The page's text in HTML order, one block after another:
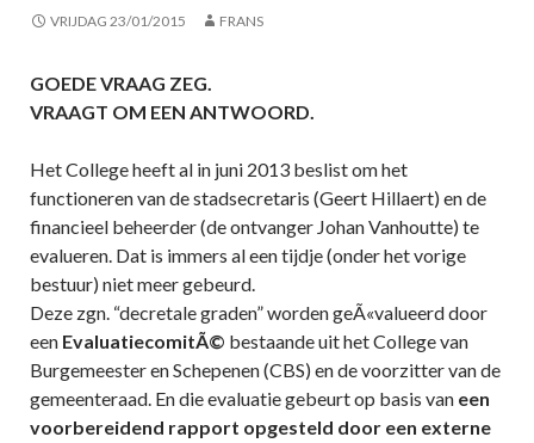
VRIJDAG 23/01/2015 FRANS
GOEDE VRAAG ZEG.
VRAAGT OM EEN ANTWOORD.
Het College heeft al in juni 2013 beslist om het
functioneren van de stadsecretaris (Geert Hillaert) en de
financieel beheerder (de ontvanger Johan Vanhoutte) te
evalueren. Dat is immers al een tijdje (onder het vorige
bestuur) niet meer gebeurd.
Deze zgn. “decretale graden” worden geÃ«valueerd door
een EvaluatiecomitÃ© bestaande uit het College van
Burgemeester en Schepenen (CBS) en de voorzitter van de
gemeenteraad. En die evaluatie gebeurt op basis van een
voorbereidend rapport opgesteld door een externe